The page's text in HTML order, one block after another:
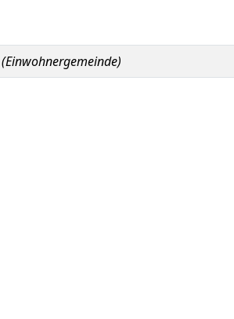
(Einwohnergemeinde)